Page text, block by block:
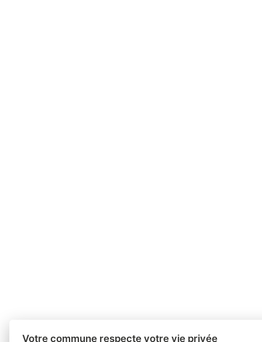
Votre commune respecte votre vie privée